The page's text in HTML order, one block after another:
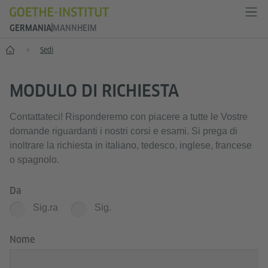
GERMANIA MANNHEIM
-- Sedi
MODULO DI RICHIESTA
Contattateci! Risponderemo con piacere a tutte le Vostre
domande riguardanti i nostri corsi e esami. Si prega di
inoltrare la richiesta in italiano, tedesco, inglese, francese
o spagnolo.
Da
Sig.ra Sig.
Nome